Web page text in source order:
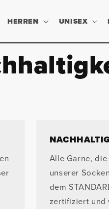
HERREN UNISEX
Alle Garne,
unserer
dem
zertifiziert und